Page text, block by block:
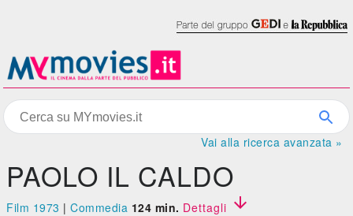
Vai alla ricerca avanzata »
PAOLO IL CALDO
Film 1973 |Commedia 124 min. Dettagli 